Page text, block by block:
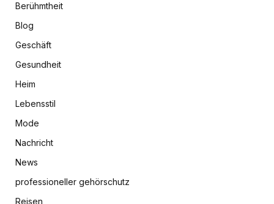
Berühmtheit
Blog
Geschäft
Gesundheit
Heim
Lebensstil
Mode
Nachricht
News
professioneller gehörschutz
Reisen